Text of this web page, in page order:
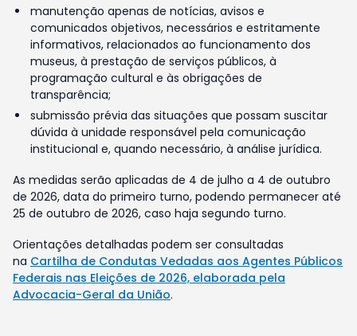
manutenção apenas de notícias, avisos e
comunicados objetivos, necessários e estritamente
informativos, relacionados ao funcionamento dos
museus, à prestação de serviços públicos, à
programação cultural e às obrigações de
transparência;
submissão prévia das situações que possam suscitar
dúvida à unidade responsável pela comunicação
institucional e, quando necessário, à análise jurídica.
As medidas serão aplicadas de 4 de julho a 4 de outubro
de 2026, data do primeiro turno, podendo permanecer até
25 de outubro de 2026, caso haja segundo turno.
Orientações detalhadas podem ser consultadas
na Cartilha de Condutas Vedadas aos Agentes Públicos
Federais nas Eleições de 2026, elaborada pela
Advocacia-Geral da União.